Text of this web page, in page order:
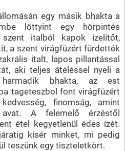
egy másik bhakta a
löttyint egy hörpintés
italból kapok ízelítőt,
a szent virágfüzért fürdették
italt, lapos pillantással
aki teljes átéléssel nyeli a
bhakta, az est
tageteszbol font virágfüzért
finomság, amint
avat. A felemelő érzéstől
étel kegyetlenül édes ízét.
kísér minket, mi pedig
teszünk egy tiszteletkört.